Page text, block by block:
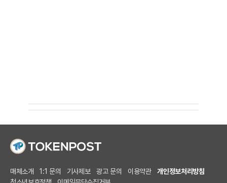
매체소개 1:1 문의 기사제보 광고 문의 이용약관
개인정보처리방침